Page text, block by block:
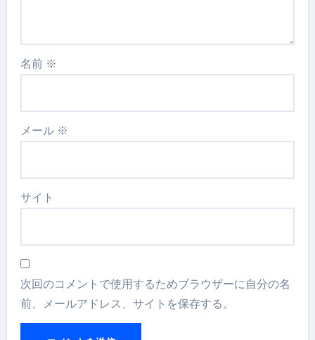
名前 ※
メール ※
サイト
次回のコメントで使用するためブラウザーに自分の名
前、メールアドレス、サイトを保存する。